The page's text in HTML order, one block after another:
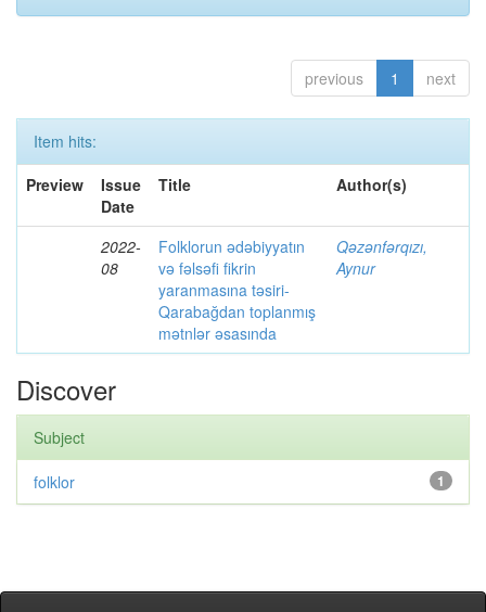
previous 1 next
Item hits:
Preview
Issue
Date
Title Author(s)
2022-
08
Folklorun ədəbiyyatın
və fəlsəfi fikrin
yaranmasına təsiri-
Qarabağdan toplanmış
mətnlər əsasında
Qəzənfərqızı,
Aynur
Discover
Subject
1
folklor